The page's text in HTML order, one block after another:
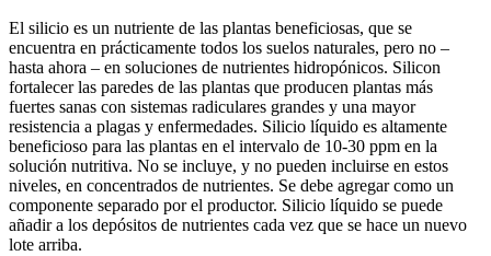
El silicio es un nutriente de las plantas beneficiosas, que se
encuentra en prácticamente todos los suelos naturales, pero no –
hasta ahora – en soluciones de nutrientes hidropónicos. Silicon
fortalecer las paredes de las plantas que producen plantas más
fuertes sanas con sistemas radiculares grandes y una mayor
resistencia a plagas y enfermedades. Silicio líquido es altamente
beneficioso para las plantas en el intervalo de 10-30 ppm en la
solución nutritiva. No se incluye, y no pueden incluirse en estos
niveles, en concentrados de nutrientes. Se debe agregar como un
componente separado por el productor. Silicio líquido se puede
añadir a los depósitos de nutrientes cada vez que se hace un nuevo
lote arriba.